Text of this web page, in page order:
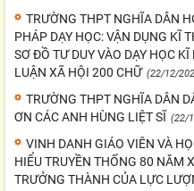
TRƯỜNG THPT NGHĨA DÂN
PHÁP DẠY HỌC: VẬN DỤNG KĨ
SƠ ĐỒ TƯ DUY VÀO DẠY HỌC
LUẬN XÃ HỘI 200 CHỮ (22/12/
TRƯỜNG THPT NGHĨA DÂN
ƠN CÁC ANH HÙNG LIỆT SĨ (22/
VINH DANH GIÁO VIÊN VÀ
HIỂU TRUYỀN THỐNG 80 NĂM
TRƯỞNG THÀNH CỦA LỰC